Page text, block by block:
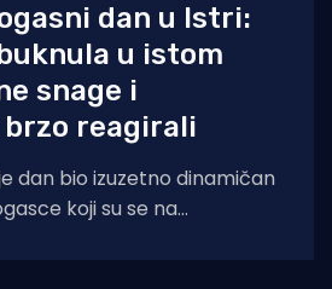
dan u Istri:
u istom
snage i
reagirali
dan bio izuzetno dinamičan
koji su se na